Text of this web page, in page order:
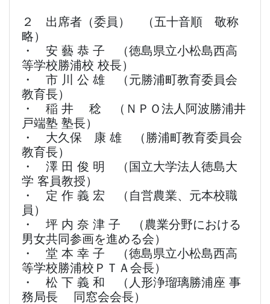
２ 出席者（委員） （五十音順 敬称
略）
・ 安 藝 恭 子 （徳島県立小松島西高
等学校勝浦校 校長）
・ 市 川 公 雄 （元勝浦町教育委員会
教育長）
・ 稲 井 稔 （ＮＰＯ法人阿波勝浦井
戸端塾 塾長）
・ 大久保 康 雄 （勝浦町教育委員会
教育長）
・ 澤 田 俊 明 （国立大学法人徳島大
学 客員教授）
・ 定 作 義 宏 （自営農業、元本校職
員）
・ 坪 内 奈 津 子 （農業分野における
男女共同参画を進める会）
・ 堂 本 幸 子 （徳島県立小松島西高
等学校勝浦校ＰＴＡ会長）
・ 松 下 義 和 （人形浄瑠璃勝浦座 事
務局長 同窓会会長）